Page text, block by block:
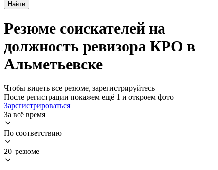
Найти
Резюме соискателей на
должность ревизора КРО в
Альметьевске
Чтобы видеть все резюме, зарегистрируйтесь
После регистрации покажем ещё 1 и откроем фото
Зарегистрироваться
За всё время
По соответствию
20 резюме